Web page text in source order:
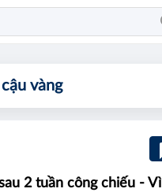
vàng
2 tuần công chiếu - Vì